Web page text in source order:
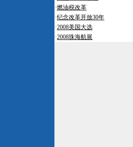
·燃油税改革
·纪念改革开放30年
·2008美国大选
·2008珠海航展